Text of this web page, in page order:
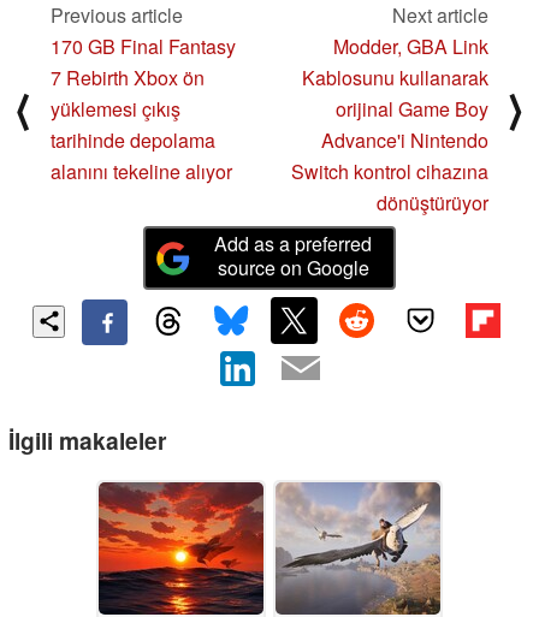
⟨
Previous article
170 GB Final Fantasy
7 Rebirth Xbox ön
yüklemesi çıkış
tarihinde depolama
alanını tekeline alıyor
Next article
Modder, GBA Link
Kablosunu kullanarak
orijinal Game Boy
Advance'i Nintendo
Switch kontrol cihazına
dönüştürüyor
⟩
Add as a preferred
source on Google
İlgili makaleler